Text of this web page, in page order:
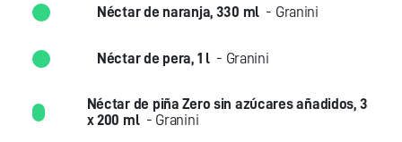
Néctar de naranja, 330 ml - Granini
Néctar de pera, 1 l - Granini
Néctar de piña Zero sin azúcares añadidos, 3
x 200 ml - Granini